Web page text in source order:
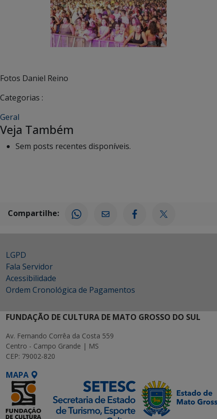
Fotos Daniel Reino
Categorias :
Geral
Veja Também
Sem posts recentes disponíveis.
Compartilhe:
LGPD
Fala Servidor
Acessibilidade
Ordem Cronológica de Pagamentos
FUNDAÇÃO DE CULTURA DE MATO GROSSO DO SUL
Av. Fernando Corrêa da Costa 559
Centro - Campo Grande | MS
CEP: 79002-820
MAPA